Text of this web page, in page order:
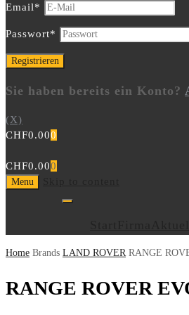
Email*
Passwort*
Sie haben bereits ein Konto?
(X)
CHF0.000
CHF0.000
Menu
Home Brands LAND ROVER RANGE
RANGE ROVER